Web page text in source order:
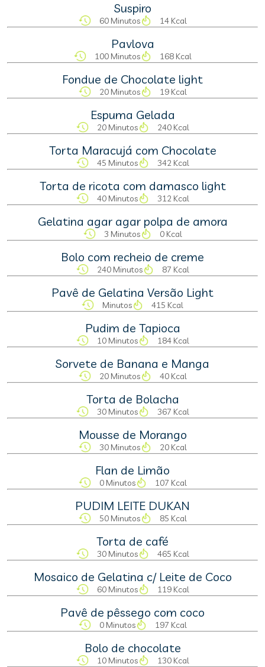
Suspiro
60 Minutos 14 Kcal
Pavlova
100 Minutos 168 Kcal
Fondue de Chocolate light
20 Minutos 19 Kcal
Espuma Gelada
20 Minutos 240 Kcal
Torta Maracujá com Chocolate
45 Minutos 342 Kcal
Torta de ricota com damasco light
40 Minutos 312 Kcal
Gelatina agar agar polpa de amora
3 Minutos 0 Kcal
Bolo com recheio de creme
240 Minutos 87 Kcal
Pavê de Gelatina Versão Light
Minutos 415 Kcal
Pudim de Tapioca
10 Minutos 184 Kcal
Sorvete de Banana e Manga
20 Minutos 40 Kcal
Torta de Bolacha
30 Minutos 367 Kcal
Mousse de Morango
30 Minutos 20 Kcal
Flan de Limão
0 Minutos 107 Kcal
PUDIM LEITE DUKAN
50 Minutos 85 Kcal
Torta de café
30 Minutos 465 Kcal
Mosaico de Gelatina c/ Leite de Coco
60 Minutos 119 Kcal
Pavê de pêssego com coco
0 Minutos 197 Kcal
Bolo de chocolate
10 Minutos 130 Kcal